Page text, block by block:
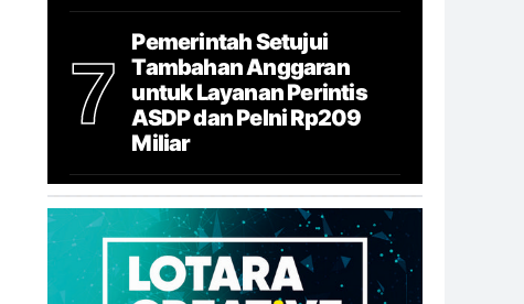
7
Pemerintah Setujui
Tambahan Anggaran
untuk Layanan Perintis
ASDP dan Pelni Rp209
Miliar